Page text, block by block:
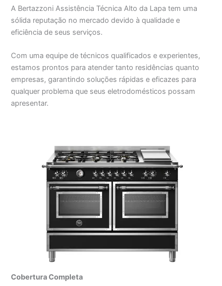
A Bertazzoni Assistência Técnica Alto da Lapa tem uma
sólida reputação no mercado devido à qualidade e
eficiência de seus serviços.
Com uma equipe de técnicos qualificados e experientes,
estamos prontos para atender tanto residências quanto
empresas, garantindo soluções rápidas e eficazes para
qualquer problema que seus eletrodomésticos possam
apresentar.
Cobertura Completa